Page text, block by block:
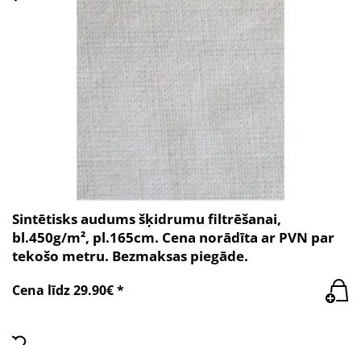
Sintētisks audums šķidrumu filtrēšanai,
bl.450g/m², pl.165cm. Cena norādīta ar PVN par
tekošo metru. Bezmaksas piegāde.
Cena līdz 29.90€ *